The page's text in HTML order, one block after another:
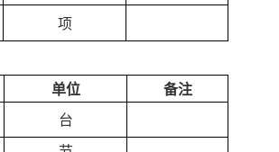
项
单位
备注
台